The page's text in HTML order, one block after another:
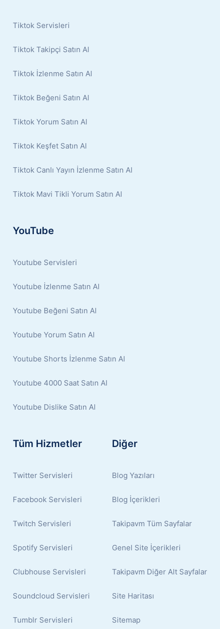
Tiktok Servisleri
Tiktok Takipçi Satın Al
Tiktok İzlenme Satın Al
Tiktok Beğeni Satın Al
Tiktok Yorum Satın Al
Tiktok Keşfet Satın Al
Tiktok Canlı Yayın İzlenme Satın Al
Tiktok Mavi Tikli Yorum Satın Al
YouTube
Youtube Servisleri
Youtube İzlenme Satın Al
Youtube Beğeni Satın Al
Youtube Yorum Satın Al
Youtube Shorts İzlenme Satın Al
Youtube 4000 Saat Satın Al
Youtube Dislike Satın Al
Tüm Hizmetler
Twitter Servisleri
Facebook Servisleri
Twitch Servisleri
Spotify Servisleri
Clubhouse Servisleri
Soundcloud Servisleri
Tumblr Servisleri
Diğer
Blog Yazıları
Blog İçerikleri
Takipavm Tüm Sayfalar
Genel Site İçerikleri
Takipavm Diğer Alt Sayfalar
Site Haritası
Sitemap